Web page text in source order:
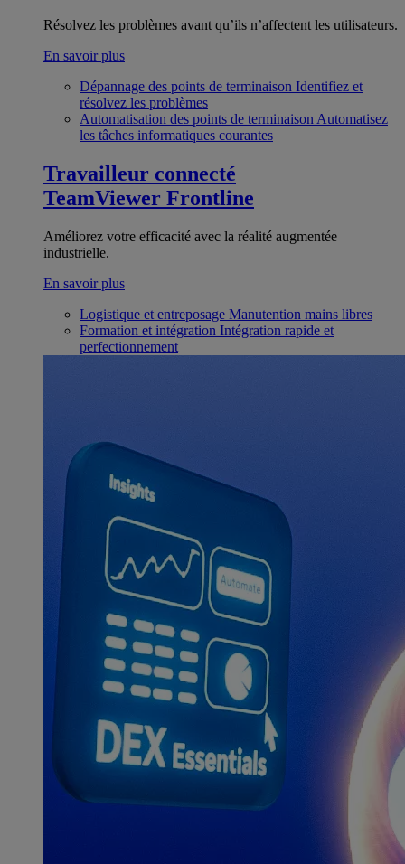
Résolvez les problèmes avant qu’ils n’affectent les utilisateurs.
En savoir plus
Dépannage des points de terminaison Identifiez et
résolvez les problèmes
Automatisation des points de terminaison Automatisez
les tâches informatiques courantes
Travailleur connecté
TeamViewer Frontline
Améliorez votre efficacité avec la réalité augmentée
industrielle.
En savoir plus
Logistique et entreposage Manutention mains libres
Formation et intégration Intégration rapide et
perfectionnement